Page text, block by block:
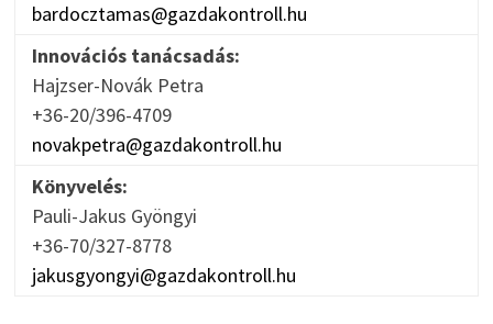
bardocztamas@gazdakontroll.hu
Innovációs tanácsadás:
Hajzser-Novák Petra
+36-20/396-4709
novakpetra@gazdakontroll.hu
Könyvelés:
Pauli-Jakus Gyöngyi
+36-70/327-8778
jakusgyongyi@gazdakontroll.hu